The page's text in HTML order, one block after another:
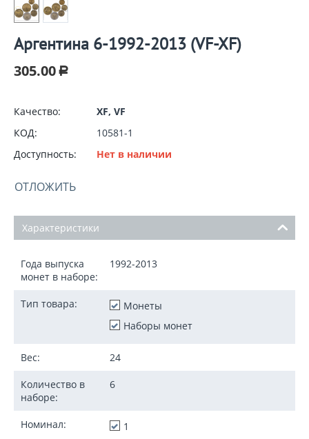
Аргентина 6-1992-2013 (VF-XF)
305.00 Р
Качество:
XF, VF
КОД:
10581-1
Доступность:
Нет в наличии
ОТЛОЖИТЬ
Характеристики
Года выпуска
монет в наборе:
1992-2013
Тип товара:
Монеты
Наборы монет
Вес: 24
Количество в
наборе:
6
Номинал:
1